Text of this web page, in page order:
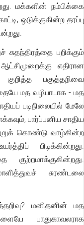
மக்களின் நம்பிக்கை
ஒடுக்குகின்ற தரப்பு
சுதந்திரத்தை பறிக்கும்
எதிரான
பகுத்தறிவை
மத வழிபாடாக - மத
படிநிலையில் மேலே
பார்ப்பனிய சாதிய
கொண்டு வாழ்கின்ற
பிடிக்கின்றது.
சுரண்டலை
மனிதனின் மத
பாதுகாவலராக